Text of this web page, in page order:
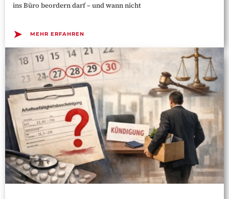
ins Büro beordern darf – und wann nicht
➤ MEHR ERFAHREN